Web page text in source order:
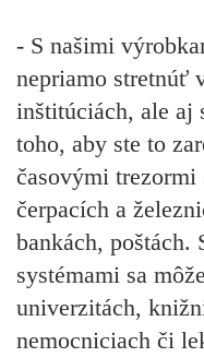
- S našimi
nepria­mo stretnúť
inštitúciách, ale aj
toho, aby ste to
časovými trezormi
čerpacích a
bankách,
systémami sa
univerzitách,
nemocniciach či